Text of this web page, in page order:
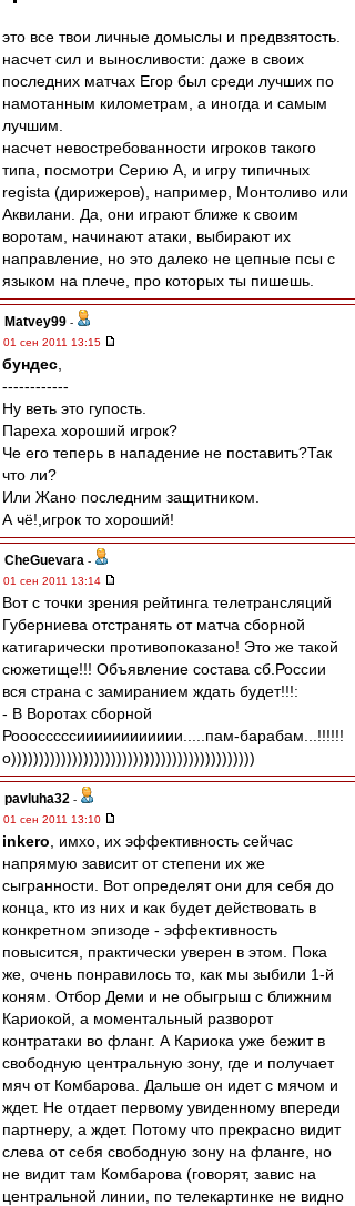
это все твои личные домыслы и предвзятость.
насчет сил и выносливости: даже в своих
последних матчах Егор был среди лучших по
намотанным километрам, а иногда и самым
лучшим.
насчет невостребованности игроков такого
типа, посмотри Серию А, и игру типичных
regista (дирижеров), например, Монтоливо или
Аквилани. Да, они играют ближе к своим
воротам, начинают атаки, выбирают их
направление, но это далеко не цепные псы с
языком на плече, про которых ты пишешь.
Matvey99 -
01 сен 2011 13:15
бундес
------------
Ну веть это гупость.
Пареха хороший игрок?
Че его теперь в нападение не поставить?Так
что ли?
Или Жано последним защитником.
А чё!,игрок то хороший!
CheGuevara -
01 сен 2011 13:14
Вот с точки зрения рейтинга телетрансляций
Губерниева отстранять от матча сборной
катигарически противопоказано! Это же такой
сюжетище!!! Объявление состава сб.России
вся страна с замиранием ждать будет!!!:
- В Воротах сборной
Рооосссссииииииииииии.....пам-барабам...!!!!!!
о))))))))))))))))))))))))))))))))))))))))))))
pavluha32 -
01 сен 2011 13:10
inkero , имхо, их эффективность сейчас
напрямую зависит от степени их же
сыгранности. Вот определят они для себя до
конца, кто из них и как будет действовать в
конкретном эпизоде - эффективность
повысится, практически уверен в этом. Пока
же, очень понравилось то, как мы зыбили 1-й
коням. Отбор Деми и не обыгрыш с ближним
Кариокой, а моментальный разворот
контратаки во фланг. А Кариока уже бежит в
свободную центральную зону, где и получает
мяч от Комбарова. Дальше он идет с мячом и
ждет. Не отдает первому увиденному впереди
партнеру, а ждет. Потому что прекрасно видит
слева от себя свободную зону на фланге, но
не видит там Комбарова (говорят, завис на
центральной линии, по телекартинке не видно